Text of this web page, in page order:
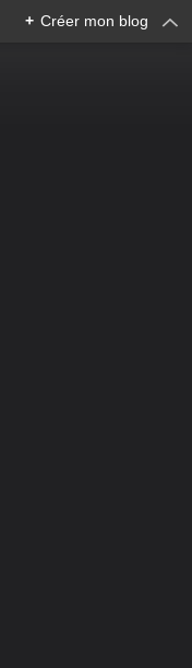
+ Créer mon blog